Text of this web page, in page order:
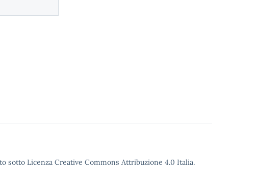
sotto Licenza Creative Commons Attribuzione 4.0 Italia.